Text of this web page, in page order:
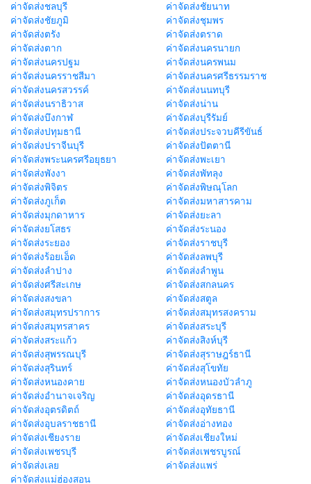
ค่าจัดส่งชลบุรี
ค่าจัดส่งชัยนาท
ค่าจัดส่งชัยภูมิ
ค่าจัดส่งชุมพร
ค่าจัดส่งตรัง
ค่าจัดส่งตราด
ค่าจัดส่งตาก
ค่าจัดส่งนครนายก
ค่าจัดส่งนครปฐม
ค่าจัดส่งนครพนม
ค่าจัดส่งนครราชสีมา
ค่าจัดส่งนครศรีธรรมราช
ค่าจัดส่งนครสวรรค์
ค่าจัดส่งนนทบุรี
ค่าจัดส่งนราธิวาส
ค่าจัดส่งน่าน
ค่าจัดส่งบึงกาฬ
ค่าจัดส่งบุรีรัมย์
ค่าจัดส่งปทุมธานี
ค่าจัดส่งประจวบคีรีขันธ์
ค่าจัดส่งปราจีนบุรี
ค่าจัดส่งปัตตานี
ค่าจัดส่งพระนครศรีอยุธยา
ค่าจัดส่งพะเยา
ค่าจัดส่งพังงา
ค่าจัดส่งพัทลุง
ค่าจัดส่งพิจิตร
ค่าจัดส่งพิษณุโลก
ค่าจัดส่งภูเก็ต
ค่าจัดส่งมหาสารคาม
ค่าจัดส่งมุกดาหาร
ค่าจัดส่งยะลา
ค่าจัดส่งยโสธร
ค่าจัดส่งระนอง
ค่าจัดส่งระยอง
ค่าจัดส่งราชบุรี
ค่าจัดส่งร้อยเอ็ด
ค่าจัดส่งลพบุรี
ค่าจัดส่งลำปาง
ค่าจัดส่งลำพูน
ค่าจัดส่งศรีสะเกษ
ค่าจัดส่งสกลนคร
ค่าจัดส่งสงขลา
ค่าจัดส่งสตูล
ค่าจัดส่งสมุทรปราการ
ค่าจัดส่งสมุทรสงคราม
ค่าจัดส่งสมุทรสาคร
ค่าจัดส่งสระบุรี
ค่าจัดส่งสระแก้ว
ค่าจัดส่งสิงห์บุรี
ค่าจัดส่งสุพรรณบุรี
ค่าจัดส่งสุราษฎร์ธานี
ค่าจัดส่งสุรินทร์
ค่าจัดส่งสุโขทัย
ค่าจัดส่งหนองคาย
ค่าจัดส่งหนองบัวลำภู
ค่าจัดส่งอำนาจเจริญ
ค่าจัดส่งอุดรธานี
ค่าจัดส่งอุตรดิตถ์
ค่าจัดส่งอุทัยธานี
ค่าจัดส่งอุบลราชธานี
ค่าจัดส่งอ่างทอง
ค่าจัดส่งเชียงราย
ค่าจัดส่งเชียงใหม่
ค่าจัดส่งเพชรบุรี
ค่าจัดส่งเพชรบูรณ์
ค่าจัดส่งเลย
ค่าจัดส่งแพร่
ค่าจัดส่งแม่ฮ่องสอน